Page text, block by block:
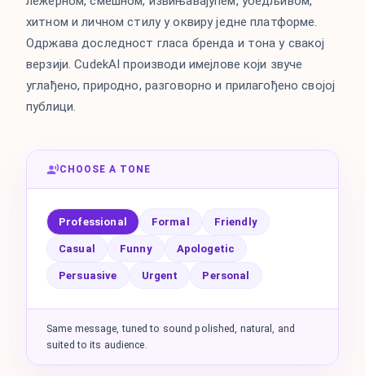
хитном и личном стилу у оквиру једне платформе.
Одржава доследност гласа бренда и тона у свакој
верзији. CudekAI производи имејлове који звуче
углађено, природно, разговорно и прилагођено својој
публици.
CHOOSE A TONE
Professional Formal Friendly
Casual Funny Apologetic
Persuasive Urgent Personal
Same message, tuned to sound polished, natural, and
suited to its audience.